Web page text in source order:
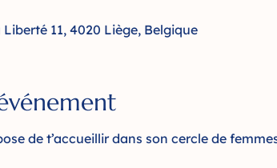
11, 4020 Liège, Belgique
de t’accueillir dans son cercle de